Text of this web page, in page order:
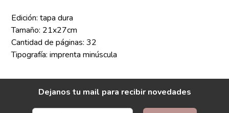
Edición: tapa dura
Tamaño: 21x27cm
Cantidad de páginas: 32
Tipografía: imprenta minúscula
Dejanos tu mail para recibir novedades